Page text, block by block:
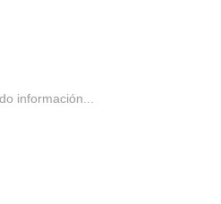
información...